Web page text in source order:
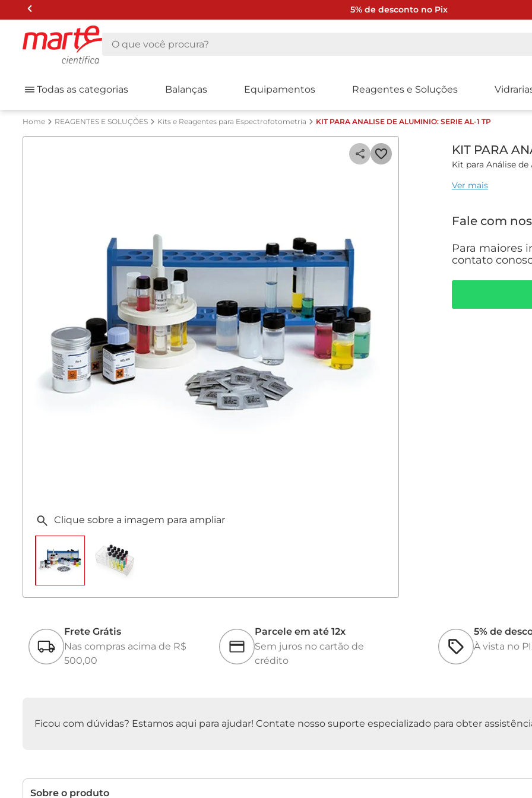
5% de desconto no Pix
O que você procura?
Todas as categorias Balanças Equipamentos Reagentes e Soluções
REAGENTES E SOLUÇÕES Kits e Reagentes para Espectrofotometria KIT PARA ANALISE DE ALUMINIO: SERIE AL-1 TP
KIT PARA
Kit para Análise de
• Cubeta: 28 mm
• Volume da
• Quantidade de
PART NUMBER
DISTRIBUIDO
Ver mais
Fale com
Para maiores
contato
Frete Grátis
Nas compras acima de R$
500,00
Parcele em até 12x
Sem juros no cartão de
crédito
5% de
À vista no
Ficou com dúvidas? Estamos aqui para ajudar! Contate nosso suporte especializado para obter
Sobre o produto